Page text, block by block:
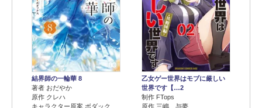
結界師の一輪華 8
著者 おだやか
原作 クレハ
キャラクター原案 ボダック
乙女ゲー世界はモブに厳しい
世界です【…2
制作 FTops
原作 三嶋 与夢